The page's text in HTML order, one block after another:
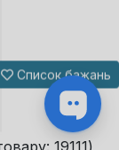
19111)
Список бажань